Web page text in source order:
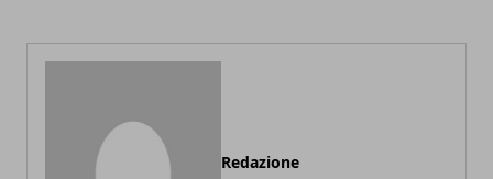
Redazione